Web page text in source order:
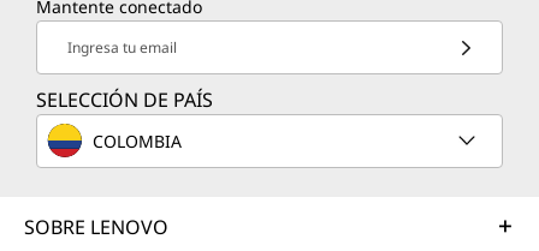
Mantente conectado
Ingresa tu email
SELECCIÓN DE PAÍS
COLOMBIA
SOBRE LENOVO